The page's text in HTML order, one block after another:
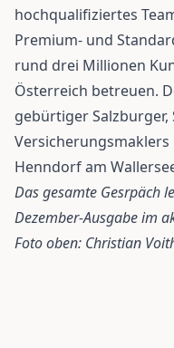
hochqualifiziertes
Premium- und
rund drei Millionen
Österreich betreuen.
gebürtiger Salzburger,
Henndorf am
Das gesamte Gesrpäch
Dezember-Ausgabe im
Foto oben: Christian